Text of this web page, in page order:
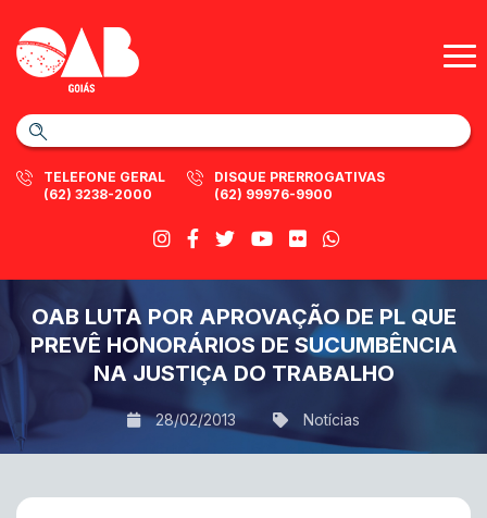
TELEFONE GERAL
(62) 3238-2000
DISQUE PRERROGATIVAS
(62) 99976-9900
OAB LUTA POR APROVAÇÃO DE PL QUE
PREVÊ HONORÁRIOS DE SUCUMBÊNCIA
NA JUSTIÇA DO TRABALHO
28/02/2013 Notícias